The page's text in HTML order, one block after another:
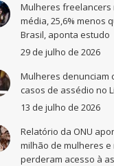
Mulheres freelancers
média, 25,6% menos
Brasil, aponta estudo
29 de julho de 2026
Mulheres denunciam
casos de assédio no
13 de julho de 2026
Relatório da ONU
milhão de mulheres e
perderam acesso à